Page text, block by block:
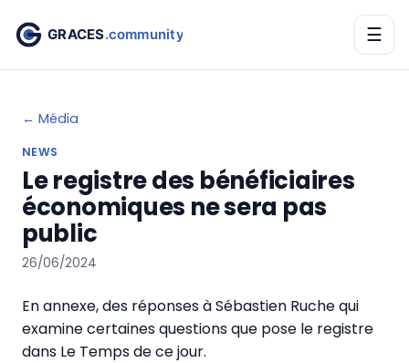
☰
← Média
NEWS
Le registre des bénéficiaires
économiques ne sera pas
public
26/06/2024
En annexe, des réponses àSébastien Ruchequi
examine certaines questions que pose le registre
dans Le Temps de ce jour.